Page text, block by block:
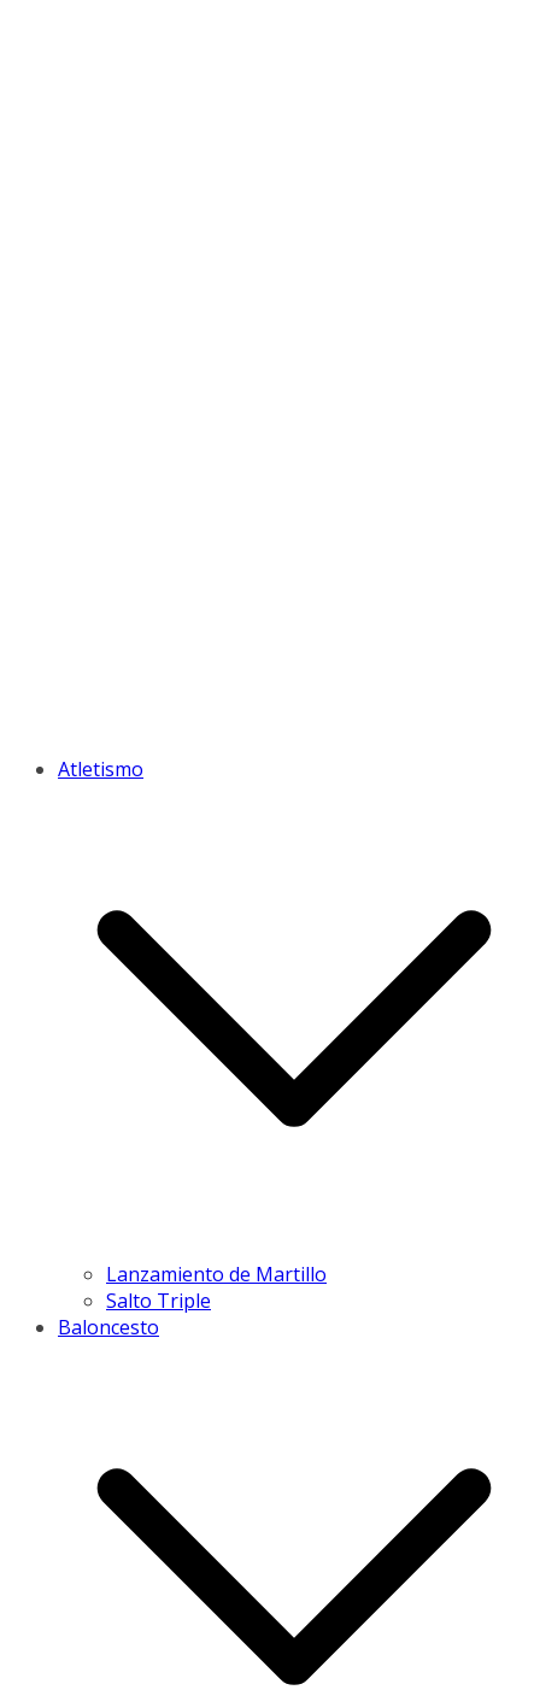
Atletismo
Lanzamiento de Martillo
Salto Triple
Baloncesto